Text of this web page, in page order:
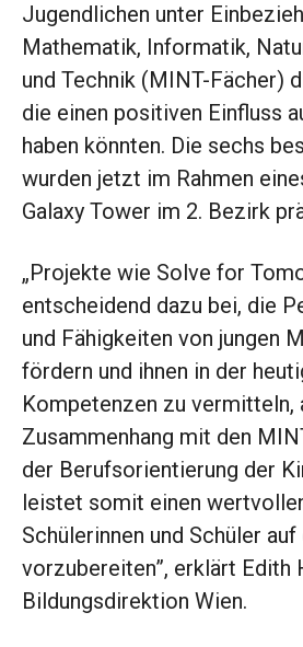
Jugendlichen unter
Mathematik, Informatik,
und Technik (MINT-Fächer)
die einen positiven Einfluss
haben könnten. Die sechs
wurden jetzt im Rahmen
Galaxy Tower im 2. Bezirk
„Projekte wie Solve for
entscheidend dazu bei, die
und Fähigkeiten von jungen
fördern und ihnen in der
Kompetenzen zu vermitteln,
Zusammenhang mit den
der Berufsorientierung der
leistet somit einen
Schülerinnen und Schüler
vorzubereiten”, erklärt Edith
Bildungsdirektion Wien.